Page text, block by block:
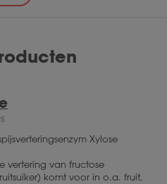
Xylose
vertering van fructose
komt voor in o.a. fruit,